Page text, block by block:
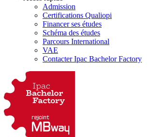
Admission
Certifications Qualiopi
Financer ses études
Schéma des études
Parcours International
VAE
Contacter Ipac Bachelor Factory